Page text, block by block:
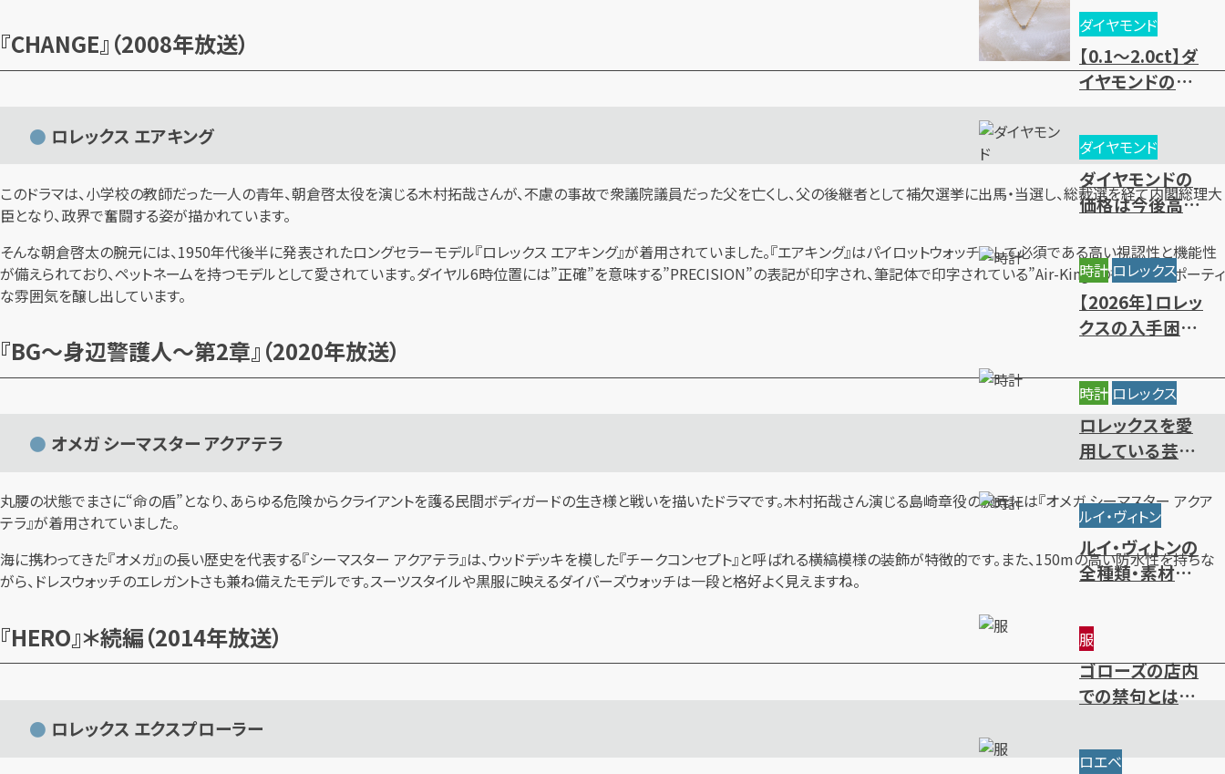
『CHANGE』（2008年放送）
ロレックス エアキング
このドラマは、小学校の教師だった一人の青年、朝倉啓太役を演じる木村拓哉さんが、不慮の事故で衆議院議員だった父を亡くし、父の後継者として補欠選挙に出馬・当選し、総裁選を経て内閣総理大
臣となり、政界で奮闘する姿が描かれています。
そんな朝倉啓太の腕元には、1950年代後半に発表されたロングセラーモデル『ロレックス エアキング』が着用されていました。『エアキング』はパイロットウォッチとして必須である高い視認性と機能性
が備えられており、ペットネームを持つモデルとして愛されています。ダイヤル6時位置には”正確”を意味する”PRECISION”の表記が印字され、筆記体で印字されている”Air-King”の書体が、スポーティ
な雰囲気を醸し出しています。
『BG〜身辺警護人〜第2章』（2020年放送）
オメガ シーマスター アクアテラ
丸腰の状態でまさに“命の盾”となり、あらゆる危険からクライアントを護る民間ボディガードの生き様と戦いを描いたドラマです。木村拓哉さん演じる島崎章役の腕元には『オメガ シーマスター アクア
テラ』が着用されていました。
海に携わってきた『オメガ』の長い歴史を代表する『シーマスター アクアテラ』は、ウッドデッキを模した『チークコンセプト』と呼ばれる横縞模様の装飾が特徴的です。また、150mの高い防水性を持ちな
がら、ドレスウォッチのエレガントさも兼ね備えたモデルです。スーツスタイルや黒服に映えるダイバーズウォッチは一段と格好よく見えますね。
『HERO』＊続編（2014年放送）
ロレックス エクスプローラー
ダイヤモンド
【0.1～2.0ct】ダ
イヤモンドの買
値基準と売却時
のポイントとは？
ダイヤモンド
ダイヤモンドの
価格は今後高騰
値上がりの背景
時計 ロレックス
【2026年】ロレッ
クスの入手困難
えないレアモデ
ルの特徴
時計 ロレックス
ロレックスを愛
用している芸能
ル別にご紹介
ルイ・ヴィトン
ルイ・ヴィトンの
全種類・素材一
～限定・廃盤ライ
ンまで一挙紹介
服
ゴローズの店内
での禁句とは？
抽選方法を解説
ロエベ